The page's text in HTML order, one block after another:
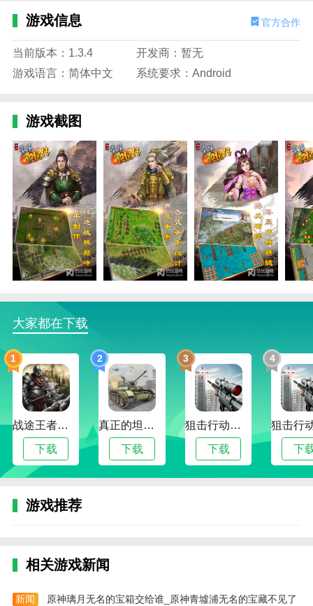
*攻击时增加敌方MP上限20%的伤害
虽然古纺锤刀和许多武器在增加伤害的竞争中落后了，
但仍然无法掩盖这把刀在前期宝物不足的时期很抢手的
事实。虽然攻击和防御的增强比例不大，但对于我军许
被曹仁使用。典型的例子是演金与凤凰羽站在洼地合
作，溧阳与鹿砦将军盔站合作，加强了进攻和防御能
力。在有利的地形下，仍然有可能卡在前沿并每秒打出
不错的伤害。虽然中后期没给多少力度，但感觉不比霸
王枪差。虽然提升能力少了4%，但是古纺锤刀有额外
的MP伤害加成，敌人的反击反过来更强，切平民也有
优势。
评价:B+作为一种武器相对较弱，而MP攻击吴栋部队。
2。鸿铭刀武器170/189
计算人数时，阿崔克斯用明明刀攻击的效果不分敌我。
后形成人群，然后使用明明刀攻击和砍人。正常情况
下，可以说洪明道在被五人以上包围的情况下，可以正
常发挥心房攻击的威力。以9级为例，5个人的额外伤害
为60，大致相当于100点基础伤害加60%伤害和150点基
础伤害加40%伤害。可以看出此刀对于攻击力较低的武
将提升比较大，使用得当比增加伤害的武器要好很多。
但是，对于高攻武将来说，却是一个鸡肋。鸿明刀的最
大伤害提升上限只有96。即使面对这个上限，后期的高
攻武将选择附加伤害高的武器也基本可以做到，对周围
站着多少人也没有要求。此外，与飞行造成的额外伤害
后期逐渐被清剑取代。
游戏信息 官方合作
当前版本：1.3.4
开发商：暂无
游戏语言：简体中文
系统要求：Android
游戏截图
大家都在下载
1
战途王者最新版
下载
2
真正的坦克大战
下载
3
狙击行动代号猎鹰最新版
下载
4
下
游戏推荐
相关游戏新闻
新闻 原神璃月无名的宝箱交给谁_原神青墟浦无名的宝藏不见了